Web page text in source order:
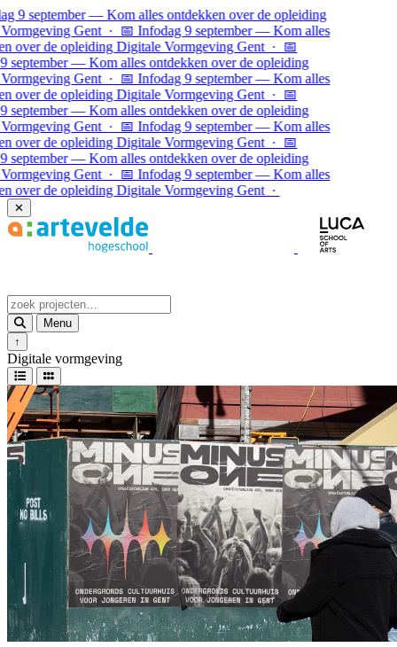
Ga naar inhoud
9 september — Kom alles ontdekken over de opleiding
Gent · 📅 Infodag 9 september — Kom alles
over de opleiding Digitale Vormgeving Gent · 📅
— Kom alles ontdekken over de opleiding
Gent · 📅 Infodag 9 september — Kom alles
over de opleiding Digitale Vormgeving Gent · 📅
— Kom alles ontdekken over de opleiding
Gent · 📅 Infodag 9 september — Kom alles
over de opleiding Digitale Vormgeving Gent · 📅
— Kom alles ontdekken over de opleiding
Gent · 📅 Infodag 9 september — Kom alles
over de opleiding Digitale Vormgeving Gent ·
✕
Menu
↑
Digitale vormgeving